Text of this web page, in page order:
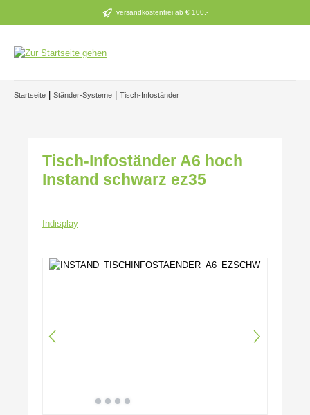
Zum Hauptinhalt springen versandkostenfrei ab € 100,-
Startseite Ständer-Systeme Tisch-Infoständer
Tisch-Infoständer A6 hoch
Instand schwarz ez35
Indisplay
Bildergalerie überspringen